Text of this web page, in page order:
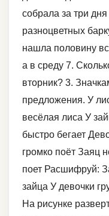
собрала за три
разноцветных
нашла половину
а в среду 7.
вторник? 3.
предложения. У
весёлая лиса У
быстро бегает
громко поёт Заяц
поет Расшифруй:
зайца У девочки
На рисунке